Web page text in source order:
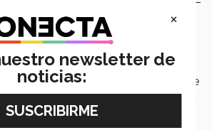
en EDUCON 2026
recibido enEDUCON 2026
, dentro de
Paper Award, destacó la calidad
frente a trabajos
de distintos países.
×
newsletter de
noticias: